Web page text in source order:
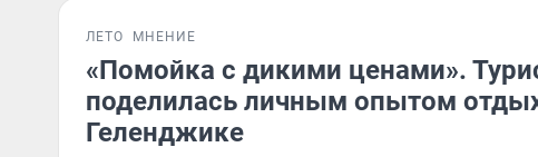
ЛЕТО МНЕНИЕ
«Помойка с дикими ценами».
поделилась личным опытом
Геленджике